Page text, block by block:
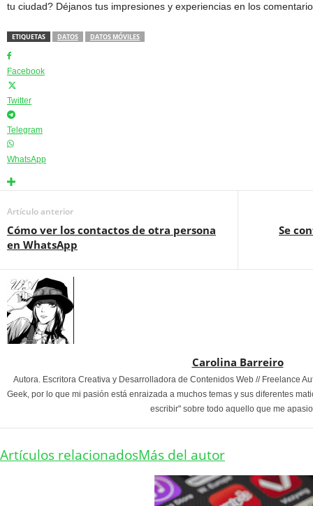
tu ciudad? Déjanos tus impresiones y experiencias en los
ETIQUETAS DATOS DATOS MÓVILES
Facebook
Twitter
Telegram
WhatsApp
Artículo anterior
Cómo ver los contactos de otra persona
en WhatsApp
Se
Carolina Barreiro
Autora. Escritora Creativa y Desarrolladora de Contenidos Web // Freelance
Geek, por lo que mi pasión está enraizada a muchos temas y sus diferentes
escribir" sobre todo aquello que me
Artículos relacionadosMás del autor